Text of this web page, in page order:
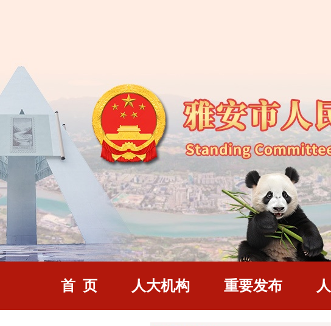
首 页 人大机构 重要发布
雅安市第五届人民代表大
雅安市第五届人民代表
雅安市第五届人民代表大
雅安市第五届人民代表大
雅安市第五届人民代表大